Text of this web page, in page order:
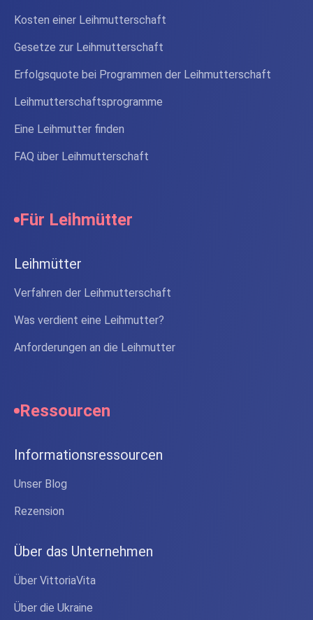
Kosten einer Leihmutterschaft
Gesetze zur Leihmutterschaft
Erfolgsquote bei Programmen der Leihmutterschaft
Leihmutterschaftsprogramme
Eine Leihmutter finden
FAQ über Leihmutterschaft
Für Leihmütter
Leihmütter
Verfahren der Leihmutterschaft
Was verdient eine Leihmutter?
Anforderungen an die Leihmutter
Ressourcen
Informationsressourcen
Unser Blog
Rezension
Über das Unternehmen
Über VittoriaVita
Über die Ukraine